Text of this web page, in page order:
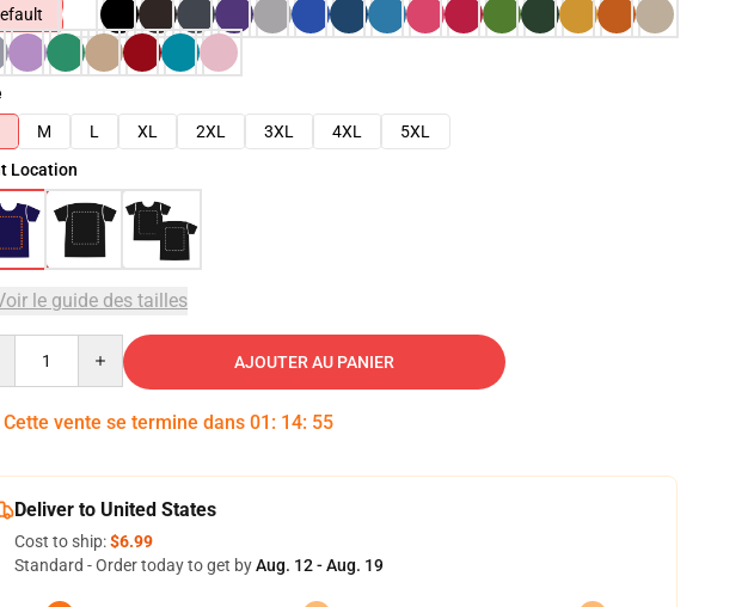
M L XL 2XL 3XL 4XL
5XL
Location
le guide des tailles
AJOUTER AU PANIER
Cette vente se termine dans 01 : 14: 54
Deliver to United States
Cost to ship:$6.99
Standard - Order today to get byAug. 12 - Aug. 19